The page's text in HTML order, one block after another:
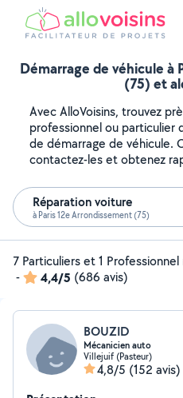
Démarrage de véhicule à
(75) et
Avec AlloVoisins, trouvez
professionnel ou particulier
de démarrage de véhicule.
contactez-les et obtenez
Réparation voiture
à Paris 12e Arrondissement (75)
7 Particuliers et 1
-
4,4/5 (686 avis)
BOUZID
Mécanicien auto
Villejuif (Pasteur)
4,8/5 (152 avis)